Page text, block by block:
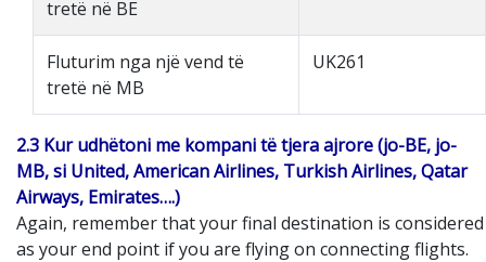
tretë në BE
Fluturim nga një vend të
tretë në MB
UK261
2.3 Kur udhëtoni me kompani të tjera ajrore (jo-BE, jo-
MB, si United, American Airlines, Turkish Airlines, Qatar
Airways, Emirates….)
Again, remember that your final destination is considered
as your end point if you are flying on connecting flights.